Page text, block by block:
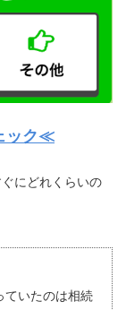
ック≪
にどれくらいの
ていたのは相続